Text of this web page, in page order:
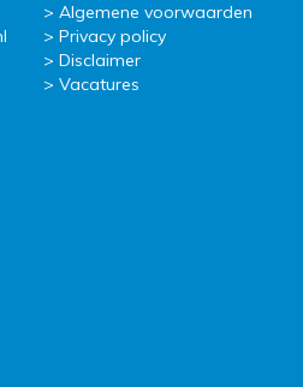
Algemene voorwaarden
Privacy policy
Disclaimer
Vacatures